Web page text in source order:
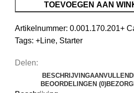
TOEVOEGEN AAN
Artikelnummer: 0.001.170.201+
Tags: +Line, Starter
Delen:
BESCHRIJVING
BEOORDELINGEN (0)